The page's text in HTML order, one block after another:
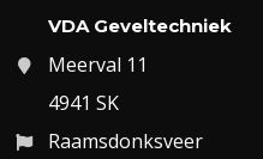
VDA Geveltechniek
Meerval 11
4941 SK
Raamsdonksveer